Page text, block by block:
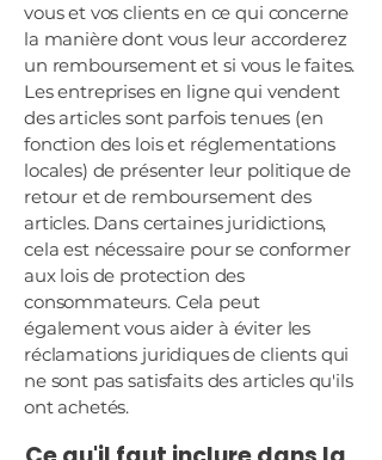
vous et vos clients en ce qui concerne
la manière dont vous leur accorderez
un remboursement et si vous le faites.
Les entreprises en ligne qui vendent
des articles sont parfois tenues (en
fonction des lois et réglementations
locales) de présenter leur politique de
retour et de remboursement des
articles. Dans certaines juridictions,
cela est nécessaire pour se conformer
aux lois de protection des
consommateurs. Cela peut
également vous aider à éviter les
réclamations juridiques de clients qui
ne sont pas satisfaits des articles qu'ils
ont achetés.